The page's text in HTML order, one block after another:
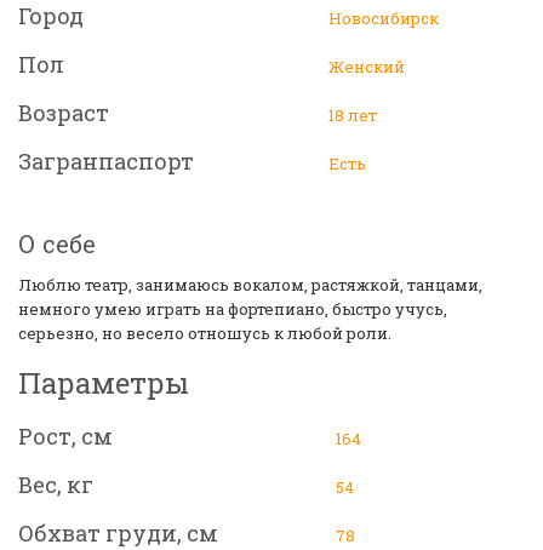
Город Новосибирск
Пол Женский
Возраст 18 лет
Загранпаспорт Есть
О себе
Люблю театр, занимаюсь вокалом, растяжкой, танцами,
немного умею играть на фортепиано, быстро учусь,
серьезно, но весело отношусь к любой роли.
Параметры
Рост, см 164
Вес, кг 54
Обхват груди, см 78